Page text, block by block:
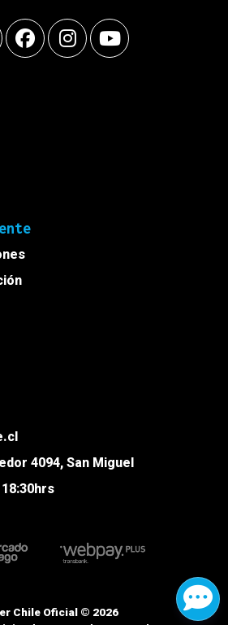
4094, San Miguel
Chile Oficial © 2026